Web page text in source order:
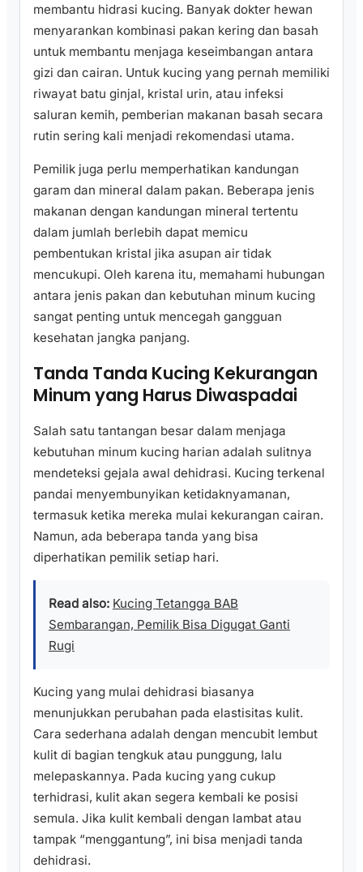
membantu hidrasi kucing. Banyak dokter hewan
menyarankan kombinasi pakan kering dan basah
untuk membantu menjaga keseimbangan antara
gizi dan cairan. Untuk kucing yang pernah memiliki
riwayat batu ginjal, kristal urin, atau infeksi
saluran kemih, pemberian makanan basah secara
rutin sering kali menjadi rekomendasi utama.
Pemilik juga perlu memperhatikan kandungan
garam dan mineral dalam pakan. Beberapa jenis
makanan dengan kandungan mineral tertentu
dalam jumlah berlebih dapat memicu
pembentukan kristal jika asupan air tidak
mencukupi. Oleh karena itu, memahami hubungan
antara jenis pakan dan kebutuhan minum kucing
sangat penting untuk mencegah gangguan
kesehatan jangka panjang.
Tanda Tanda Kucing Kekurangan
Minum yang Harus Diwaspadai
Salah satu tantangan besar dalam menjaga
kebutuhan minum kucing harian adalah sulitnya
mendeteksi gejala awal dehidrasi. Kucing terkenal
pandai menyembunyikan ketidaknyamanan,
termasuk ketika mereka mulai kekurangan cairan.
Namun, ada beberapa tanda yang bisa
diperhatikan pemilik setiap hari.
Read also: Kucing Tetangga BAB
Sembarangan, Pemilik Bisa Digugat Ganti
Rugi
Kucing yang mulai dehidrasi biasanya
menunjukkan perubahan pada elastisitas kulit.
Cara sederhana adalah dengan mencubit lembut
kulit di bagian tengkuk atau punggung, lalu
melepaskannya. Pada kucing yang cukup
terhidrasi, kulit akan segera kembali ke posisi
semula. Jika kulit kembali dengan lambat atau
tampak “menggantung”, ini bisa menjadi tanda
dehidrasi.